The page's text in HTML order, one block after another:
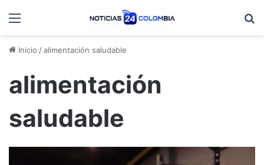
Menú
Inicio /alimentación saludable
alimentación
saludable